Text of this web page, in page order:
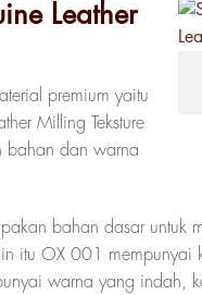
Leather
premium yaitu
Milling Teksture
bahan dan warna
bahan dasar untuk
itu OX 001 mempunyai
warna yang indah,